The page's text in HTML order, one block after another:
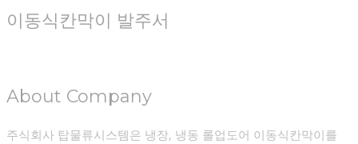
이동식칸막이 발주서
About Company
주식회사 탑물류시스템은 냉장, 냉동 롤업도어 이동식칸막이를